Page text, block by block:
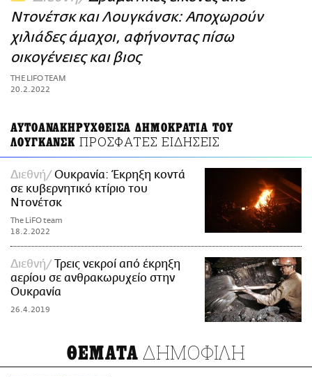
ΑΜΠΑ
PRINT
Ντονέτσκ και Λουγκάνσκ: Αποχωρούν
χιλιάδες άμαχοι, αφήνοντας πίσω
οικογένειες και βιος
THE LIFO TEAM
20.2.2022
ΑΥΤΟΑΝΑΚΗΡΥΧΘΕΙΣΑ ΔΗΜΟΚΡΑΤΙΑ ΤΟΥ
ΛΟΥΓΚΑΝΣΚ ΠΡΟΣΦΑΤΕΣ ΕΙΔΗΣΕΙΣ
Διεθνή
Ουκρανία: Έκρηξη κοντά
σε κυβερνητικό κτίριο του
Ντονέτσκ
The LiFO team
18.2.2022
Διεθνή
Τρεις νεκροί από έκρηξη
αερίου σε ανθρακωρυχείο στην
Ουκρανία
26.4.2019
ΘΕΜΑΤΑ ΔΗΜΟΦΙΛΗ